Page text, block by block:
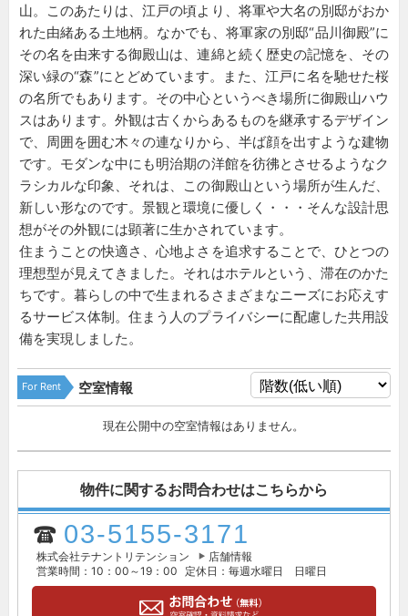
山。このあたりは、江戸の頃より、将軍や大名の別邸がおか
れた由緒ある土地柄。なかでも、将軍家の別邸“品川御殿”に
その名を由来する御殿山は、連綿と続く歴史の記憶を、その
深い緑の“森”にとどめています。また、江戸に名を馳せた桜
の名所でもあります。その中心というべき場所に御殿山ハウ
スはあります。外観は古くからあるものを継承するデザイン
で、周囲を囲む木々の連なりから、半ば顔を出すような建物
です。モダンな中にも明治期の洋館を彷彿とさせるようなク
ラシカルな印象、それは、この御殿山という場所が生んだ、
新しい形なのです。景観と環境に優しく・・・そんな設計思
想がその外観には顕著に生かされています。
住まうことの快適さ、心地よさを追求することで、ひとつの
理想型が見えてきました。それはホテルという、滞在のかた
ちです。暮らしの中で生まれるさまざまなニーズにお応えす
るサービス体制。住まう人のプライバシーに配慮した共用設
備を実現しました。
For Rent 空室情報
現在公開中の空室情報はありません。
物件に関するお問合わせはこちらから
03-5155-3171
株式会社テナントリテンション
店舗情報
営業時間：10：00～19：00
定休日：毎週水曜日 日曜日